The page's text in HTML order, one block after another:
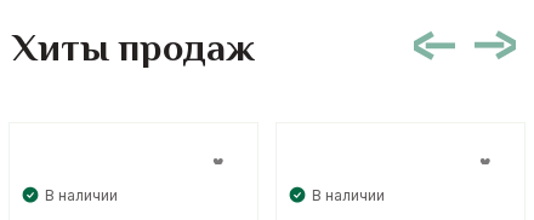
Хиты продаж
В наличии В наличии